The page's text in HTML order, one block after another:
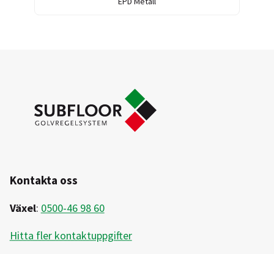
Kontakta oss
Växel: 0500-46 98 60
Hitta fler kontaktuppgifter